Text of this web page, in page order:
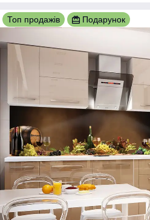
Топ продажів Подарунок